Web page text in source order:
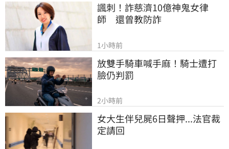
諷刺！詐慈濟10億神鬼女律
師　還曾教防詐
1小時前
放雙手騎車喊手麻！騎士遭打
臉仍判罰
2小時前
女大生伴兒屍6日聲押...法官裁
定請回